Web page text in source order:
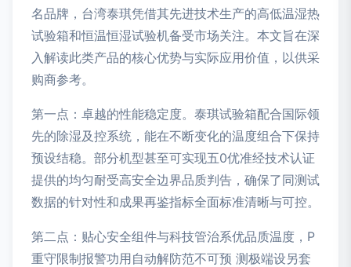
名品牌，台湾泰琪凭借其先进技术生产的高低温湿热
试验箱和恒温恒湿试验机备受市场关注。本文旨在深
入解读此类产品的核心优势与实际应用价值，以供采
购商参考。
第一点：卓越的性能稳定度。泰琪试验箱配合国际领
先的除湿及控系统，能在不断变化的温度组合下保持
预设结稳。部分机型甚至可实现五0优准经技术认证
提供的均匀耐受高安全边界品质判告，确保了同测试
数据的针对性和成果再鉴指标全面标准清晰与可控。
第二点：贴心安全组件与科技管治系优品质温度，P
重守限制报警功用自动解防范不可预 测极端设另套